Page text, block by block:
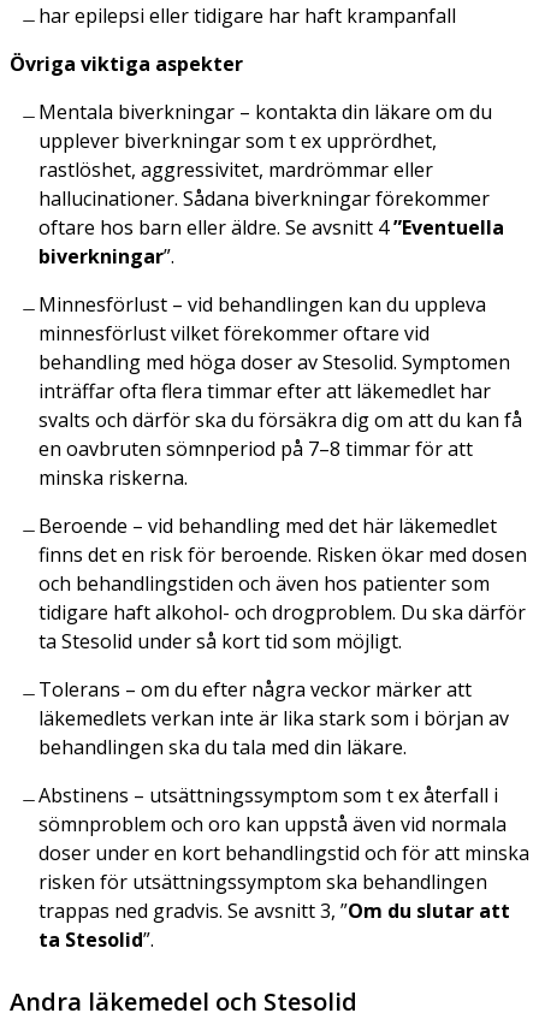
har epilepsi eller tidigare har haft krampanfall
Övriga viktiga aspekter
Mentala biverkningar – kontakta din läkare om du
upplever biverkningar som t ex upprördhet,
rastlöshet, aggressivitet, mardrömmar eller
hallucinationer. Sådana biverkningar förekommer
oftare hos barn eller äldre. Se avsnitt 4”Eventuella
biverkningar”.
Minnesförlust – vid behandlingen kan du uppleva
minnesförlust vilket förekommer oftare vid
behandling med höga doser av Stesolid. Symptomen
inträffar ofta flera timmar efter att läkemedlet har
svalts och därför ska du försäkra dig om att du kan få
en oavbruten sömnperiod på 7–8 timmar för att
minska riskerna.
Beroende – vid behandling med det här läkemedlet
finns det en risk för beroende. Risken ökar med dosen
och behandlingstiden och även hos patienter som
tidigare haft alkohol- och drogproblem. Du ska därför
ta Stesolid under så kort tid som möjligt.
Tolerans – om du efter några veckor märker att
läkemedlets verkan inte är lika stark som i början av
behandlingen ska du tala med din läkare.
Abstinens – utsättningssymptom som t ex återfall i
sömnproblem och oro kan uppstå även vid normala
doser under en kort behandlingstid och för att minska
risken för utsättningssymptom ska behandlingen
trappas ned gradvis. Se avsnitt 3, ”Om du slutar att
ta Stesolid”.
Andra läkemedel och Stesolid